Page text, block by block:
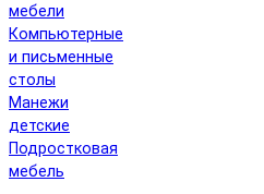
мебели
Компьютерные
и письменные
столы
Манежи
детские
Подростковая
мебель